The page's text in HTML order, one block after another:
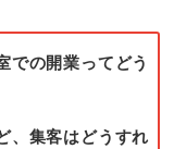
での開業ってどう
、集客はどうすれ